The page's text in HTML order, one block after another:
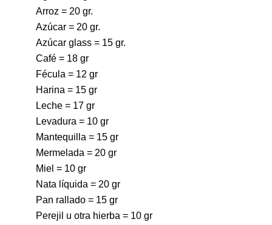
Arroz = 20 gr.
Azúcar = 20 gr.
Azúcar glass = 15 gr.
Café = 18 gr
Fécula = 12 gr
Harina = 15 gr
Leche = 17 gr
Levadura = 10 gr
Mantequilla = 15 gr
Mermelada = 20 gr
Miel = 10 gr
Nata líquida = 20 gr
Pan rallado = 15 gr
Perejil u otra hierba = 10 gr